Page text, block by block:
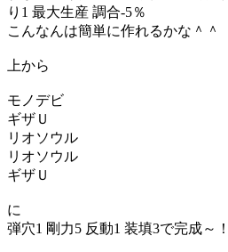
り1 最大生産 調合-5％
こんなんは簡単に作れるかな＾＾
上から
モノデビ
ギザＵ
リオソウル
リオソウル
ギザＵ
に
弾穴1 剛力5 反動1 装填3で完成～！